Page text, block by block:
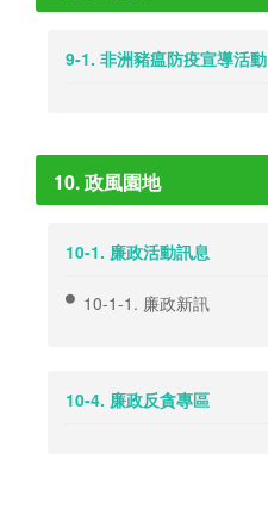
9-1. 非洲豬瘟防疫宣導活動
10. 政風園地
10-1. 廉政活動訊息
10-1-1. 廉政新訊
10-4. 廉政反貪專區